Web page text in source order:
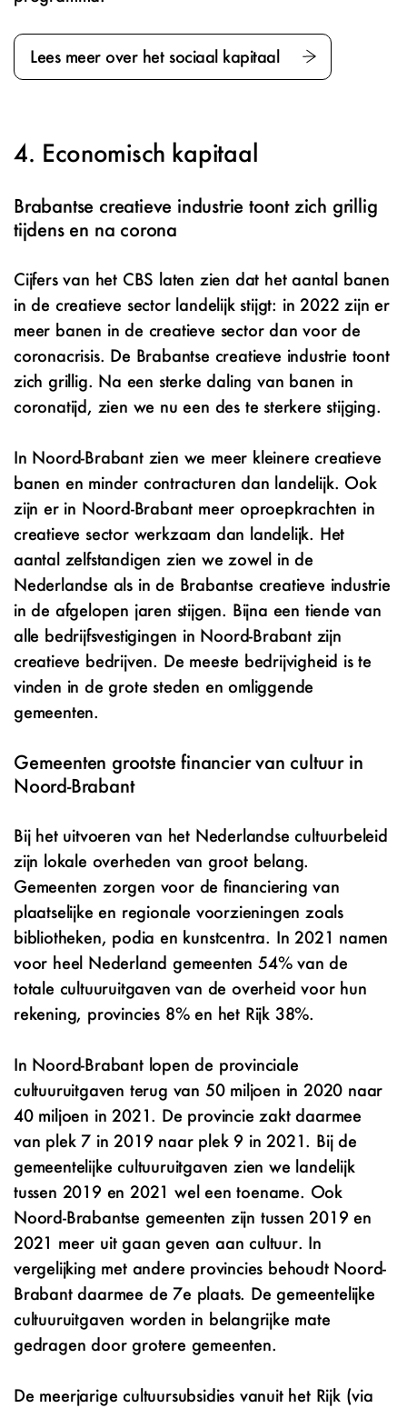
Lees meer over het sociaal kapitaal
Economisch kapitaal
Brabantse creatieve industrie toont zich grillig
tijdens en na corona
Cijfers van het CBS laten zien dat het aantal banen
in de creatieve sector landelijk stijgt: in 2022 zijn er
meer banen in de creatieve sector dan voor de
coronacrisis. De Brabantse creatieve industrie toont
zich grillig. Na een sterke daling van banen in
coronatijd, zien we nu een des te sterkere stijging.
In Noord-Brabant zien we meer kleinere creatieve
banen en minder contracturen dan landelijk. Ook
zijn er in Noord-Brabant meer oproepkrachten in
creatieve sector werkzaam dan landelijk. Het
aantal zelfstandigen zien we zowel in de
Nederlandse als in de Brabantse creatieve industrie
in de afgelopen jaren stijgen. Bijna een tiende van
alle bedrijfsvestigingen in Noord-Brabant zijn
creatieve bedrijven. De meeste bedrijvigheid is te
vinden in de grote steden en omliggende
gemeenten.
Gemeenten grootste financier van cultuur in
Noord-Brabant
Bij het uitvoeren van het Nederlandse cultuurbeleid
zijn lokale overheden van groot belang.
Gemeenten zorgen voor de financiering van
plaatselijke en regionale voorzieningen zoals
bibliotheken, podia en kunstcentra. In 2021 namen
voor heel Nederland gemeenten 54% van de
totale cultuuruitgaven van de overheid voor hun
rekening, provincies 8% en het Rijk 38%.
In Noord-Brabant lopen de provinciale
cultuuruitgaven terug van 50 miljoen in 2020 naar
40 miljoen in 2021. De provincie zakt daarmee
van plek 7 in 2019 naar plek 9 in 2021. Bij de
gemeentelijke cultuuruitgaven zien we landelijk
tussen 2019 en 2021 wel een toename. Ook
Noord-Brabantse gemeenten zijn tussen 2019 en
2021 meer uit gaan geven aan cultuur. In
vergelijking met andere provincies behoudt Noord-
Brabant daarmee de 7e plaats. De gemeentelijke
cultuuruitgaven worden in belangrijke mate
gedragen door grotere gemeenten.
De meerjarige cultuursubsidies vanuit het Rijk (via